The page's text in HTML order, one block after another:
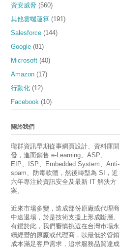
資安威脅 (560)
其他雲端運算 (191)
Salesforce (144)
Google (81)
Microsoft (40)
Amazon (17)
行動化 (12)
Facebook (10)
關於我們
瓏群資訊早期從事網頁設計、資料庫開
發，進而銷售 e-Learning、ASP、
EIP、ISP、Embedded System、Anti-
spam、防毒軟體，然後轉型為 SI，近
六年專注於資訊安全及最新 IT 解決方
案。
近來市場多變，造成部份原廠或代理商
中途退場，於是技術支援上形成斷層。
有鑑於此，我們審慎挑選在台灣市場永
續經營的原廠或代理商，以最低的管銷
成本滿足客戶需求，追求服務品質達成